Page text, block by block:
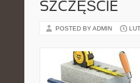
SZCZĘŚCIE
POSTED BY ADMIN